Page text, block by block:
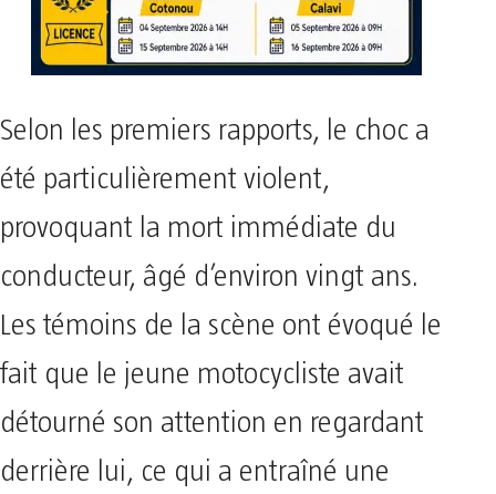
Selon les premiers rapports, le choc a
été particulièrement violent,
provoquant la mort immédiate du
conducteur, âgé d’environ vingt ans.
Les témoins de la scène ont évoqué le
fait que le jeune motocycliste avait
détourné son attention en regardant
derrière lui, ce qui a entraîné une